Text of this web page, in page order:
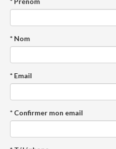
* Nom
* Email
* Confirmer mon email